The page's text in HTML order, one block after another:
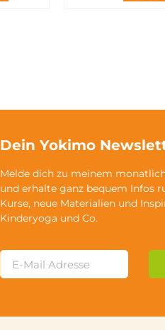
Dein Yokimo
Melde dich zu meinem
und erhalte ganz bequem Infos
Kurse, neue Materialien und
Kinderyoga und Co.